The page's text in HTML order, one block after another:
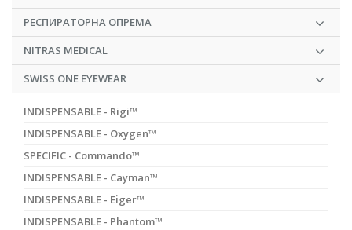
РЕСПИРАТОРНА ОПРЕМА
NITRAS MEDICAL
SWISS ONE EYEWEAR
INDISPENSABLE - Rigi™
INDISPENSABLE - Oxygen™
SPECIFIC - Commando™
INDISPENSABLE - Cayman™
INDISPENSABLE - Eiger™
INDISPENSABLE - Phantom™